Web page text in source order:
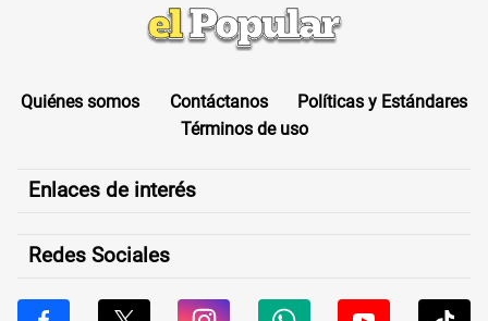
Quiénes somos Contáctanos
Políticas y Estándares
Términos de uso
Enlaces de interés
Redes Sociales